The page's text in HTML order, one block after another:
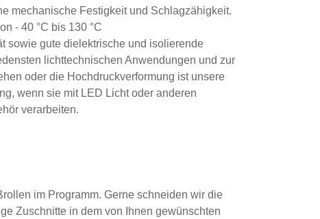
mechanische Festigkeit und Schlagzähigkeit.
- 40 °C bis 130 °C
sowie gute dielektrische und isolierende
lichttechnischen Anwendungen und zur
oder die Hochdruckverformung ist unsere
wenn sie mit LED Licht oder anderen
verarbeiten.
im Programm. Gerne schneiden wir die
Zuschnitte in dem von Ihnen gewünschten